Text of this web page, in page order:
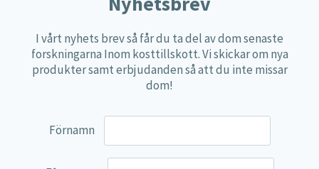
100% Natural
EVP Nutrition
I vårt nyhets brev så får du ta del av dom senaste
forskningarna Inom kosttillskott. Vi skickar om nya
produkter samt erbjudanden så att du inte missar
dom!
Förnamn